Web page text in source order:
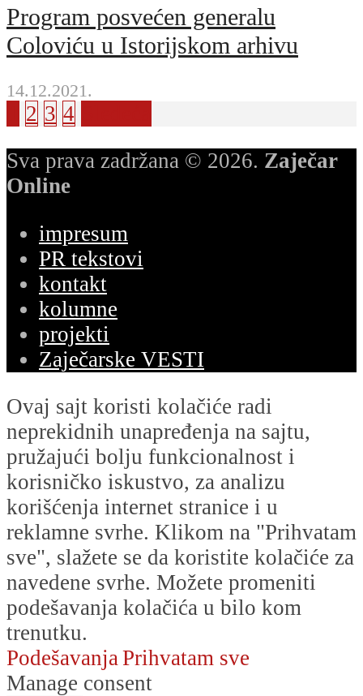
Program posvećen generalu
Coloviću u Istorijskom arhivu
14.12.2021.
2 3 4
Sva prava zadržana © 2026. Zaječar
Online
impresum
PR tekstovi
kontakt
kolumne
projekti
Zaječarske VESTI
Ovaj sajt koristi kolačiće radi
neprekidnih unapređenja na sajtu,
pružajući bolju funkcionalnost i
korisničko iskustvo, za analizu
korišćenja internet stranice i u
reklamne svrhe. Klikom na "Prihvatam
sve", slažete se da koristite kolačiće za
navedene svrhe. Možete promeniti
podešavanja kolačića u bilo kom
trenutku.
Podešavanja Prihvatam sve
Manage consent